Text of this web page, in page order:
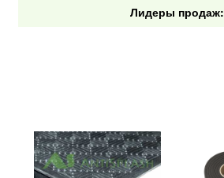
Лидеры продаж: